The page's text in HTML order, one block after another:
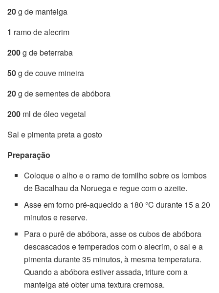
20g de manteiga
1 ramo de alecrim
200g de beterraba
50g de couve mineira
20g de sementes de abóbora
200 ml de óleo vegetal
Sal e pimenta preta a gosto
Preparação
Coloque o alho e o ramo de tomilho sobre os lombos
de Bacalhau da Noruega e regue com o azeite.
Asse em forno pré-aquecido a 180 °C durante 15 a 20
minutos e reserve.
Para o purê de abóbora, asse os cubos de abóbora
descascados e temperados com o alecrim, o sal e a
pimenta durante 35 minutos, à mesma temperatura.
Quando a abóbora estiver assada, triture com a
manteiga até obter uma textura cremosa.